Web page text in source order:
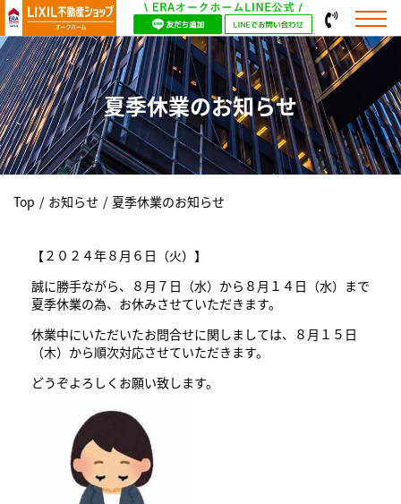
夏季休業のお知らせ
Top / お知らせ / 夏季休業のお知らせ
【２０２４年８月６日（火）】
誠に勝手ながら、８月７日（水）から８月１４日（水）まで
夏季休業の為、お休みさせていただきます。
休業中にいただいたお問合せに関しましては、８月１５日
（木）から順次対応させていただきます。
どうぞよろしくお願い致します。